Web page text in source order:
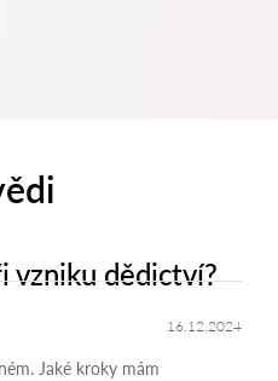
vzniku dědictví?
16.12.2024
Jaké kroky mám